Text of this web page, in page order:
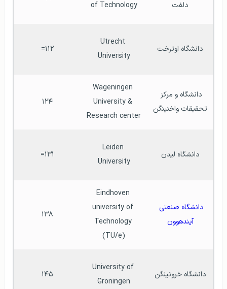
دلفت
of Technology
دانشگاه اوترخت
Utrecht
University
۱۱۲=
تحقیقات واخنینگن
Wageningen
University &
Research center
۱۲۴
دانشگاه لیدن
Leiden
University
۱۳۱=
آیندهوون
Eindhoven
university of
Technology
(TU/e)
۱۳۸
دانشگاه خرونینگن
University of
Groningen
۱۴۵